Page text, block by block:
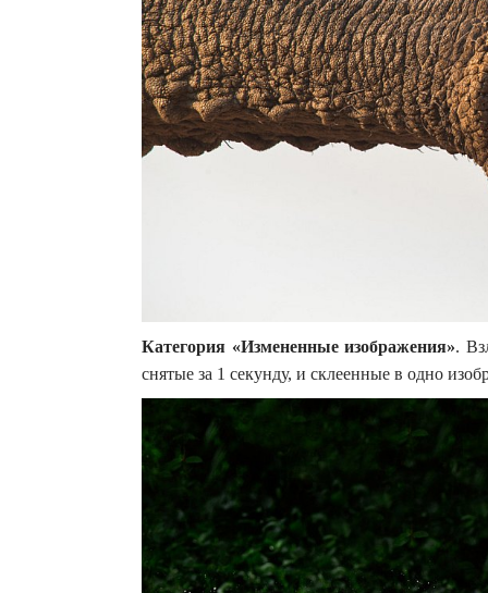
Категория «Измененные изображения».
снятые за 1 секунду, и склеенные в одно